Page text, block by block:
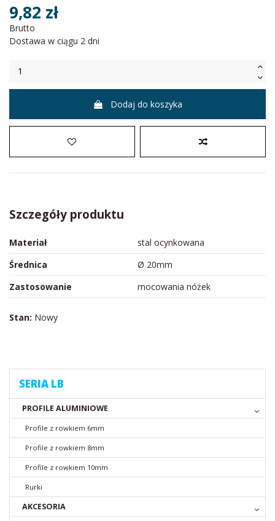
9,82 zł
Brutto
Dostawa w ciągu 2 dni
Dodaj do koszyka
Szczegóły produktu
Materiał
stal ocynkowana
Średnica
Ø 20mm
Zastosowanie
mocowania nóżek
Stan: Nowy
SERIA LB
PROFILE ALUMINIOWE
Profile z rowkiem 6mm
Profile z rowkiem 8mm
Profile z rowkiem 10mm
Rurki
AKCESORIA